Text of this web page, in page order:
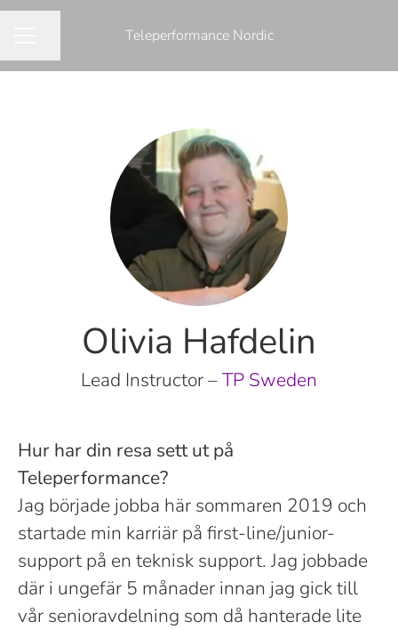
Teleperformance Nordic
Olivia Hafdelin
Lead Instructor –TP Sweden
Hur har din resa sett ut på
Teleperformance?
Jag började jobba här sommaren 2019 och
startade min karriär på first-line/junior-
support på en teknisk support. Jag jobbade
där i ungefär 5 månader innan jag gick till
vår senioravdelning som då hanterade lite